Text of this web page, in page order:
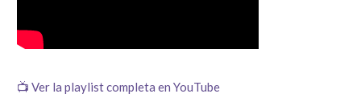
📺 Ver la playlist completa en YouTube